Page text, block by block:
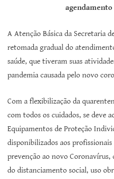
A Atenção Básica da Secretaria
retomada gradual do
saúde, que tiveram suas
pandemia causada pelo novo
Com a flexibilização da
com todos os cuidados, se deve
Equipamentos de Proteção
disponibilizados aos profissionais
prevenção ao novo
do distanciamento social, uso